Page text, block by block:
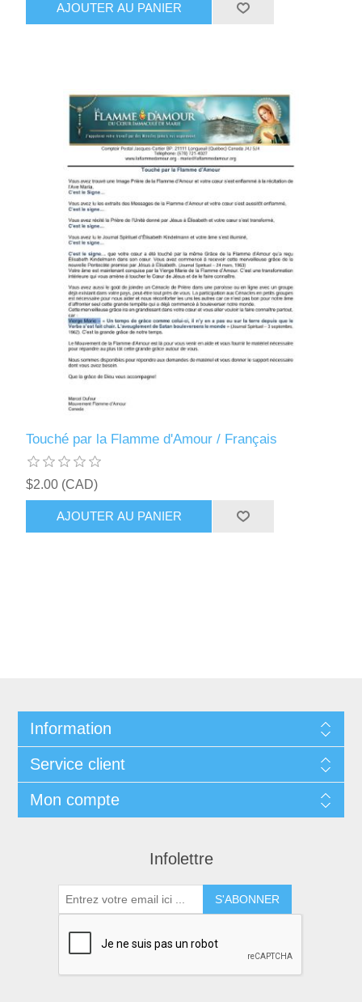
AJOUTER AU PANIER
Touché par la Flamme d'Amour / Français
$2.00 (CAD)
AJOUTER AU PANIER
Information
Service client
Mon compte
Infolettre
S'ABONNER